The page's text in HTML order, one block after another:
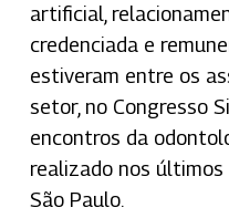
artificial,
credenciada e
estiveram entre os
setor, no Congresso
encontros da
realizado nos últimos
São Paulo.